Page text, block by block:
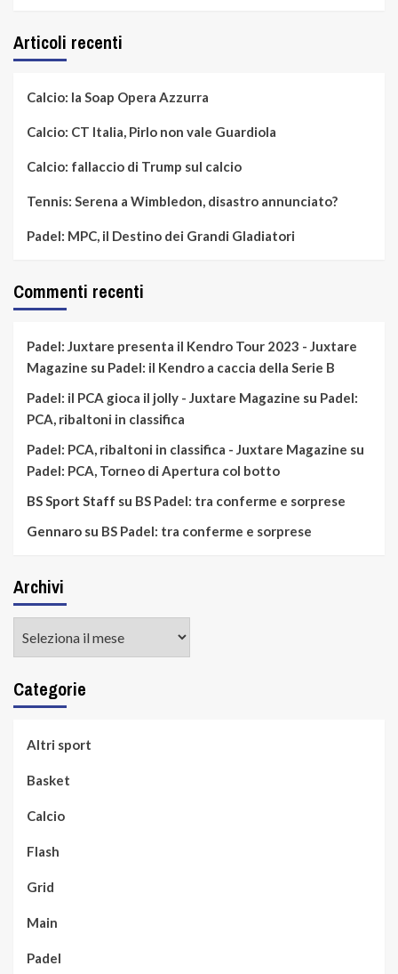
Articoli recenti
Calcio: la Soap Opera Azzurra
Calcio: CT Italia, Pirlo non vale Guardiola
Calcio: fallaccio di Trump sul calcio
Tennis: Serena a Wimbledon, disastro annunciato?
Padel: MPC, il Destino dei Grandi Gladiatori
Commenti recenti
Padel: Juxtare presenta il Kendro Tour 2023 - Juxtare
Magazine su Padel: il Kendro a caccia della Serie B
Padel: il PCA gioca il jolly - Juxtare Magazine su Padel:
PCA, ribaltoni in classifica
Padel: PCA, ribaltoni in classifica - Juxtare Magazine su
Padel: PCA, Torneo di Apertura col botto
BS Sport Staff su BS Padel: tra conferme e sorprese
Gennaro su BS Padel: tra conferme e sorprese
Archivi
Categorie
Altri sport
Basket
Calcio
Flash
Grid
Main
Padel